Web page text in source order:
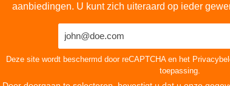
aanbiedingen. U kunt zich uiteraard op ieder
Deze site wordt beschermd door reCAPTCHA en het
toepassing.